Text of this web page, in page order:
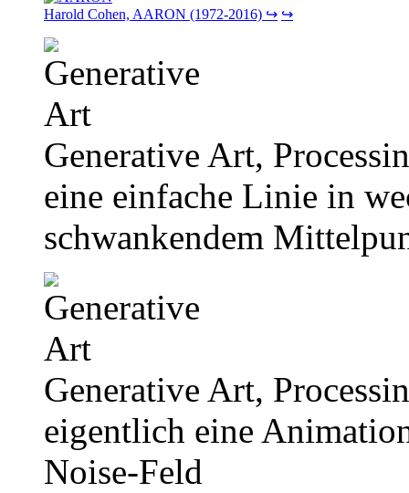
Harold Cohen, AARON (1972-2016) ↪ ↪
Generative Art,
eine einfache Linie in
schwankendem
Generative Art,
eigentlich eine
Noise-Feld